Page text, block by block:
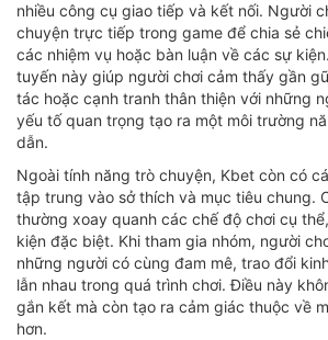
nhiều công cụ giao tiếp và kết nối. Người
chuyện trực tiếp trong game để chia sẻ
các nhiệm vụ hoặc bàn luận về các sự
tuyến này giúp người chơi cảm thấy gần
tác hoặc cạnh tranh thân thiện với những
yếu tố quan trọng tạo ra một môi trường
dẫn.
Ngoài tính năng trò chuyện, Kbet còn có
tập trung vào sở thích và mục tiêu chung.
thường xoay quanh các chế độ chơi cụ
kiện đặc biệt. Khi tham gia nhóm, người
những người có cùng đam mê, trao đổi
lẫn nhau trong quá trình chơi. Điều này
gắn kết mà còn tạo ra cảm giác thuộc về
hơn.